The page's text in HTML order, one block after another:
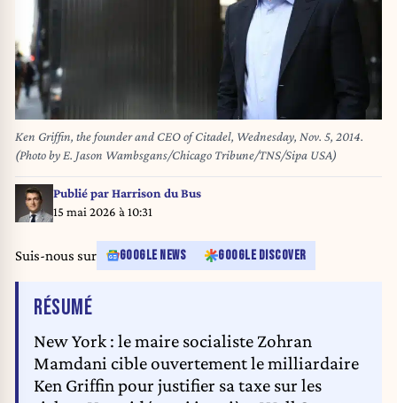
Ken Griffin, the founder and CEO of Citadel, Wednesday, Nov. 5, 2014.
(Photo by E. Jason Wambsgans/Chicago Tribune/TNS/Sipa USA)
Publié parHarrison du Bus
15 mai 2026 à 10:31
Suis-nous sur GOOGLE NEWS GOOGLE DISCOVER
RÉSUMÉDE L'ARTICLE
New York : le maire socialiste Zohran
Mamdani cible ouvertement le milliardaire
Ken Griffin pour justifier sa taxe sur les